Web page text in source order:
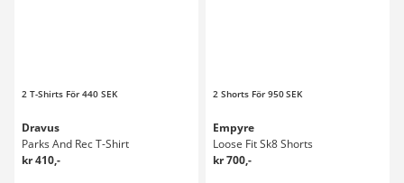
2 T-Shirts För 440 SEK
Dravus
Parks And Rec T-Shirt
kr 410,-
2 Shorts För 950 SEK
Empyre
Loose Fit Sk8 Shorts
kr 700,-